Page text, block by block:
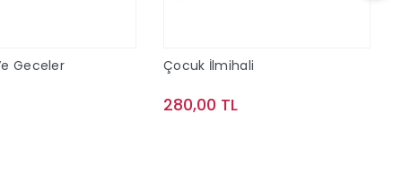
Geceler Çocuk İlmihali
280,00 TL